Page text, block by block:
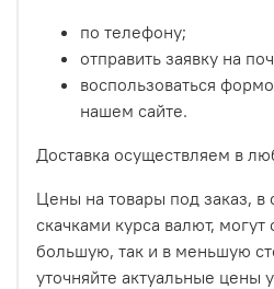
по телефону;
отправить заявку на
воспользоваться
нашем сайте.
Доставка осуществляем в
Цены на товары под заказ, в
скачками курса валют, могут
большую, так и в меньшую
уточняйте актуальные цены